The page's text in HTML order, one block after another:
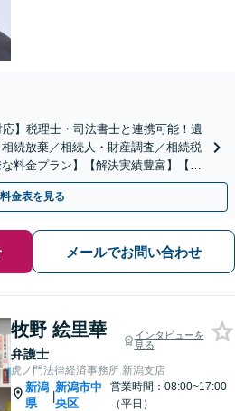
応】税理士・司法書士と連携可能！遺
続放棄／相続人・財産調査／相続税
料金プラン】【解決実績豊富】【電
料金表を見る
メールでお問い合わせ
牧野 絵里華
弁護士
インタビューを
見る
虎ノ門法律経済事務所 新潟支店
新潟
県
|
新潟市中
央区
営業時間：08:00~17:00
（平日）